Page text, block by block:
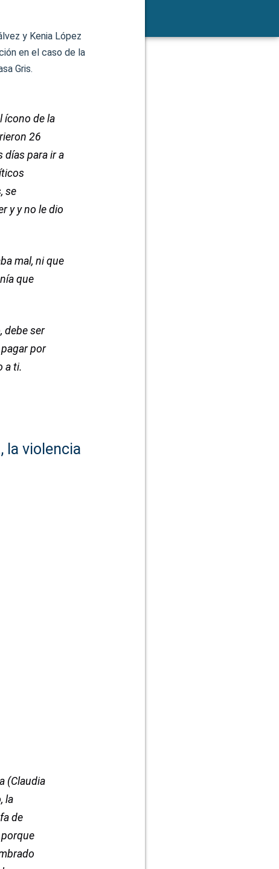
y Kenia López
en el caso de la
Gris.
ícono de la
26
días para ir a
se
y y no le dio
mal, ni que
que
debe ser
por
a ti.
la violencia
(Claudia
la
de